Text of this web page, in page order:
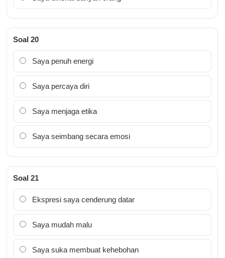
Soal 20
Saya penuh energi
Saya percaya diri
Saya menjaga etika
Saya seimbang secara emosi
Soal 21
Ekspresi saya cenderung datar
Saya mudah malu
Saya suka membuat kehebohan